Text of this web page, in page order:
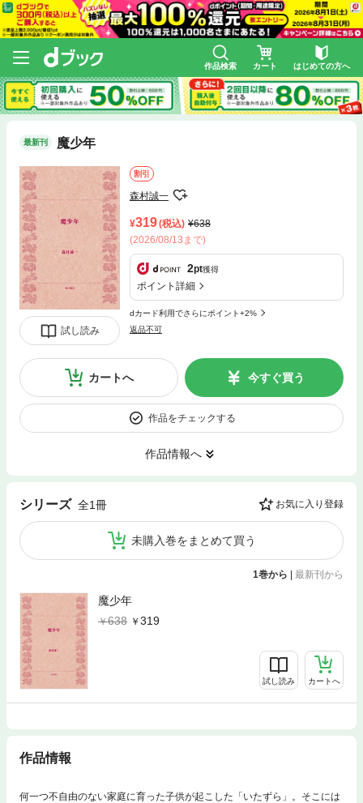
作品検索 カート はじめての方へ
最新刊 魔少年
試し読み
割引
森村誠一
319(税込)
638
(2026/08/13まで)
2pt獲得
ポイント詳細
dカード利用でさらにポイント+2%
返品不可
カートへ 今すぐ買う
作品をチェックする
作品情報へ
シリーズ 全1冊 お気に入り登録
未購入巻をまとめて買う
1巻から | 最新刊から
魔少年
638
319
試し読み カートへ
作品情報
何一つ不自由のない家庭に育った子供が起こした「いたずら」。そこには